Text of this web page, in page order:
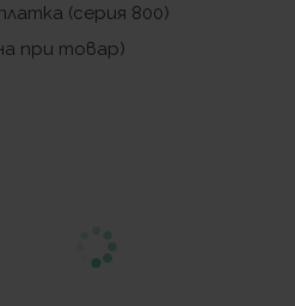
(серия 800)
при товар)